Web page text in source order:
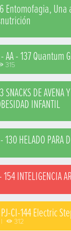
Entomofagia,
AA - 137 Quantum
315
DE AVENA
INFANTIL
130 HELADO PARA
INTELIGENCIA
PJ-CI-144 Electric
| 312